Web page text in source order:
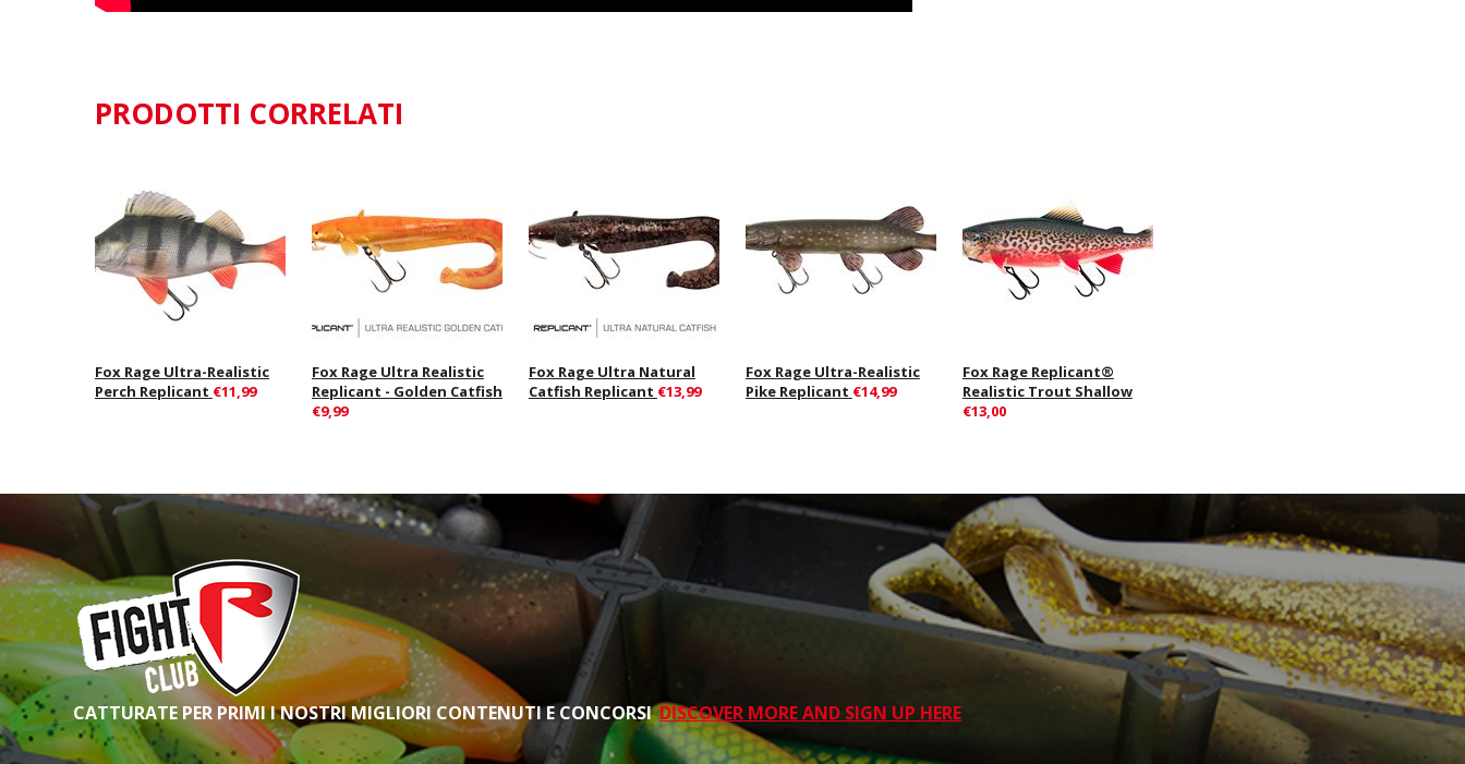
PRODOTTI CORRELATI
Fox Rage Ultra-Realistic
Perch Replicant €11,99
Fox Rage Ultra Realistic
Replicant - Golden Catfish
€9,99
Fox Rage Ultra Natural
Catfish Replicant €13,99
Fox Rage Ultra-Realistic
Pike Replicant €14,99
Fox Rage Replicant®
Realistic Trout Shallow
€13,00
CATTURATE PER PRIMI I NOSTRI MIGLIORI CONTENUTI E CONCORSIDISCOVER MORE AND SIGN UP HERE